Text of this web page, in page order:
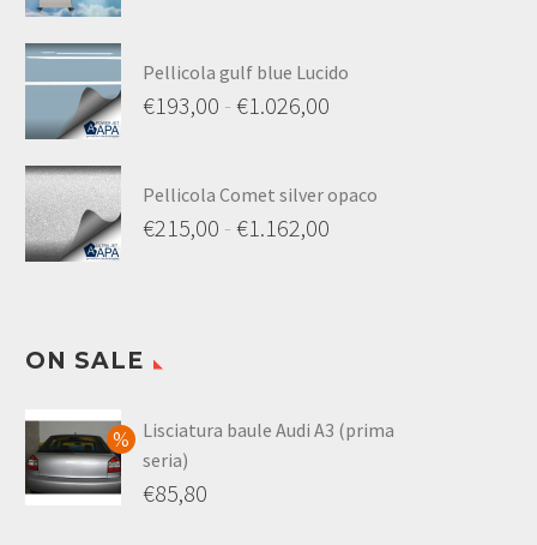
Pellicola gulf blue Lucido
€193,00 - €1.026,00
Pellicola Comet silver opaco
€215,00 - €1.162,00
ON SALE
Lisciatura baule Audi A3 (prima
seria)
€85,80